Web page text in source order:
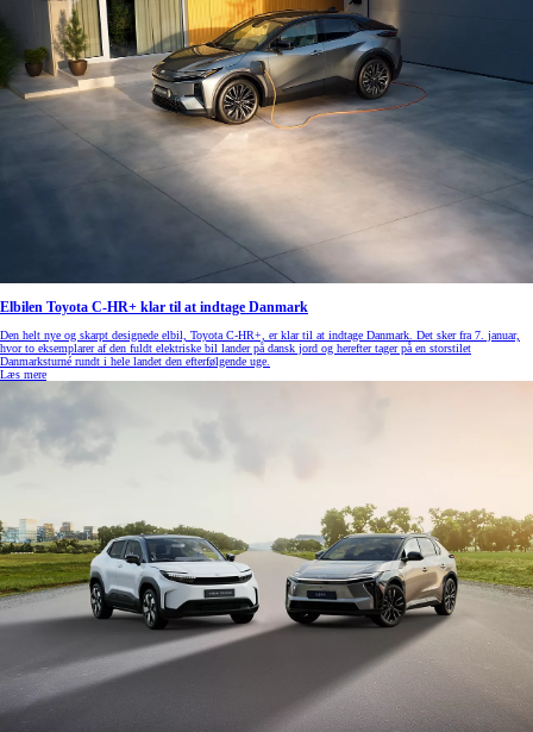
Elbilen Toyota C-HR+ klar til at indtage Danmark
Den helt nye og skarpt designede elbil, Toyota C-HR+, er klar til at indtage Danmark. Det sker fra 7. januar,
hvor to eksemplarer af den fuldt elektriske bil lander på dansk jord og herefter tager på en storstilet
Danmarksturné rundt i hele landet den efterfølgende uge.
Læs mere